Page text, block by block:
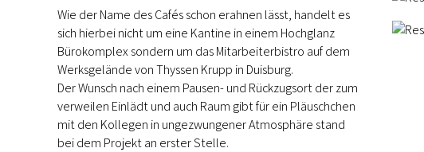
Wie der Name des Cafés schon erahnen lässt, handelt es
sich hierbei nicht um eine Kantine in einem Hochglanz
Bürokomplex sondern um das Mitarbeiterbistro auf dem
Werksgelände von Thyssen Krupp in Duisburg.
Der Wunsch nach einem Pausen- und Rückzugsort der zum
verweilen Einlädt und auch Raum gibt für ein Pläuschchen
mit den Kollegen in ungezwungener Atmosphäre stand
bei dem Projekt an erster Stelle.